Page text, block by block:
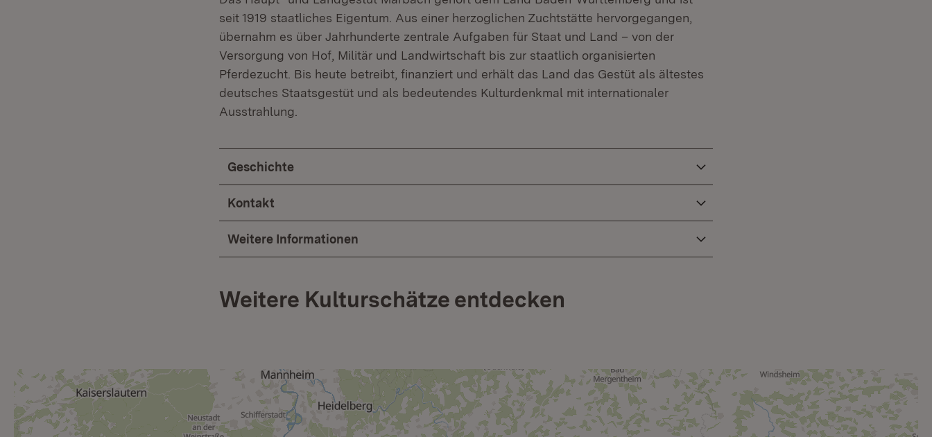
seit 1919 staatliches Eigentum. Aus einer herzoglichen Zuchtstätte hervorgegangen,
übernahm es über Jahrhunderte zentrale Aufgaben für Staat und Land – von der
Versorgung von Hof, Militär und Landwirtschaft bis zur staatlich organisierten
Pferdezucht. Bis heute betreibt, finanziert und erhält das Land das Gestüt als ältestes
deutsches Staatsgestüt und als bedeutendes Kulturdenkmal mit internationaler
Ausstrahlung.
Geschichte
Kontakt
Weitere Informationen
Weitere Kulturschätze entdecken